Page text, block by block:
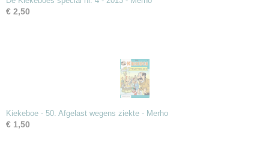
€ 2,50
Kiekeboe - 50. Afgelast wegens ziekte - Merho
€ 1,50